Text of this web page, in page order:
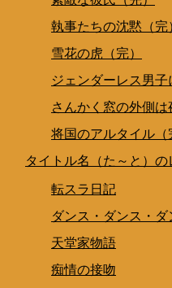
執事たちの沈黙（完
雪花の虎（完）
ジェンダーレス男子
さんかく窓の外側は
将国のアルタイル（
タイトル名（た～と）の
転スラ日記
ダンス・ダンス・ダ
天堂家物語
痴情の接吻